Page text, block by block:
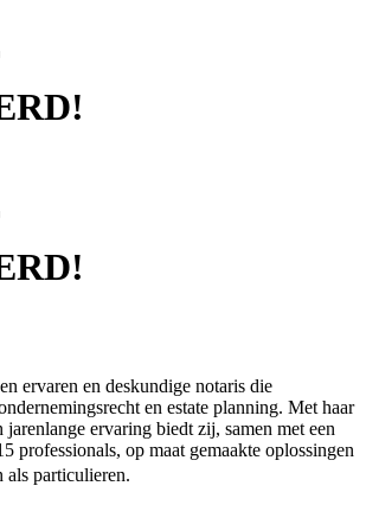
ervaren en deskundige notaris die
en estate planning. Met haar
jarenlange ervaring biedt zij, samen met een
professionals, op maat gemaakte oplossingen
als particulieren.